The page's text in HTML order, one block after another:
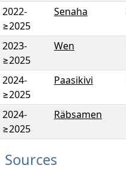
2022-
≥2025
Senaha
2023-
≥2025
Wen
2024-
≥2025
Paasikivi
2024-
≥2025
Räbsamen
Sources